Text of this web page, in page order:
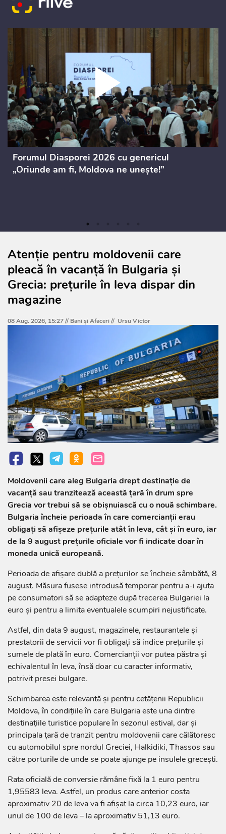
Forumul Diasporei 2026 cu genericul
„Oriunde am fi, Moldova ne unește!”
Atenție pentru moldovenii care
pleacă în vacanță în Bulgaria și
Grecia: prețurile în leva dispar din
magazine
08 Aug. 2026, 15:27 // Bani și Afaceri// Ursu Victor
Moldovenii care aleg Bulgaria drept destinație de
vacanță sau tranzitează această țară în drum spre
Grecia vor trebui să se obișnuiască cu o nouă schimbare.
Bulgaria încheie perioada în care comercianții erau
obligați să afișeze prețurile atât în leva, cât și în euro, iar
de la 9 august prețurile oficiale vor fi indicate doar în
moneda unică europeană.
Perioada de afișare dublă a prețurilor se încheie sâmbătă, 8
august. Măsura fusese introdusă temporar pentru a-i ajuta
pe consumatori să se adapteze după trecerea Bulgariei la
euro și pentru a limita eventualele scumpiri nejustificate.
Astfel, din data 9 august, magazinele, restaurantele și
prestatorii de servicii vor fi obligați să indice prețurile și
sumele de plată în euro. Comercianții vor putea păstra și
echivalentul în leva, însă doar cu caracter informativ,
potrivit presei bulgare.
Schimbarea este relevantă și pentru cetățenii Republicii
Moldova, în condițiile în care Bulgaria este una dintre
destinațiile turistice populare în sezonul estival, dar și
principala țară de tranzit pentru moldovenii care călătoresc
cu automobilul spre nordul Greciei, Halkidiki, Thassos sau
către porturile de unde se poate ajunge pe insulele grecești.
Rata oficială de conversie rămâne fixă la 1 euro pentru
1,95583 leva. Astfel, un produs care anterior costa
aproximativ 20 de leva va fi afișat la circa 10,23 euro, iar
unul de 100 de leva – la aproximativ 51,13 euro.